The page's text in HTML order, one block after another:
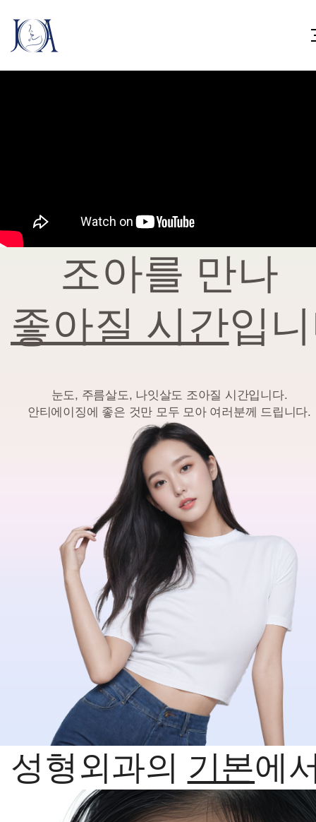
조아를 만나
좋아질 시간입
눈도, 주름살도, 나잇살도 조아질 시간입니다.
안티에이징에 좋은 것만 모두 모아 여러분께 드립니다.
성형외과의 기본에